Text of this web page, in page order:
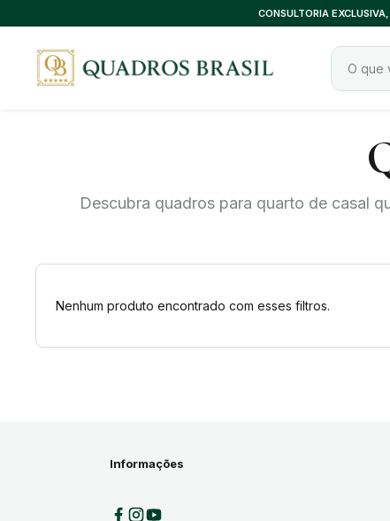
CONSULTORIA
Descubra quadros para quarto de casal
Nenhum produto encontrado com esses filtros.
Informações